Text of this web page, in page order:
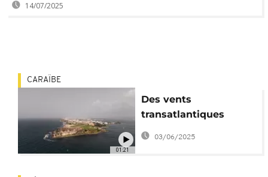
14/07/2025
01:21
CARAÏBE
Des vents
transatlantiques
transportent le Sahara
jusqu’aux Caraïbes
03/06/2025